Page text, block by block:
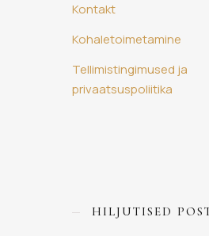
Kontakt
Kohaletoimetamine
Tellimistingimused ja
privaatsuspoliitika
HILJUTISED